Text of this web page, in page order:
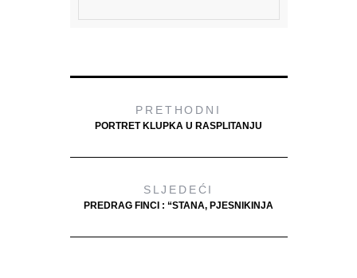
PRETHODNI
PORTRET KLUPKA U RASPLITANJU
SLJEDEĆI
PREDRAG FINCI : “STANA, PJESNIKINJA